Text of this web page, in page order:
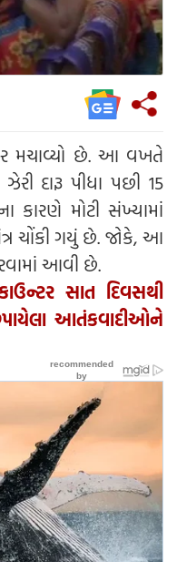
મચાવ્યો છે. આ વખતે
ઝેરી દારૂ પીધા પછી 15
કારણે મોટી સંખ્યામાં
ચોંકી ગયું છે. જોકે, આ
આવી છે.
સાત દિવસથી
આતંકવાદીઓને